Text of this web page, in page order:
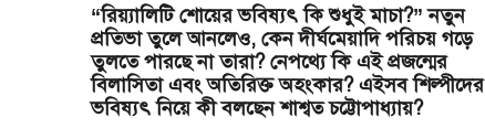
“রিয়্যালিটি শোয়ের ভবিষ্যৎ কি শুধুই মাচা?” নতুন
প্রতিভা তুলে আনলেও, কেন দীর্ঘমেয়াদি পরিচয় গড়ে
তুলতে পারছে না তারা? নেপথ্যে কি এই প্রজন্মের
বিলাসিতা এবং অতিরিক্ত অহংকার? এইসব শিল্পীদের
ভবিষ্যৎ নিয়ে কী বলছেন শাশ্বত চট্টোপাধ্যায়?